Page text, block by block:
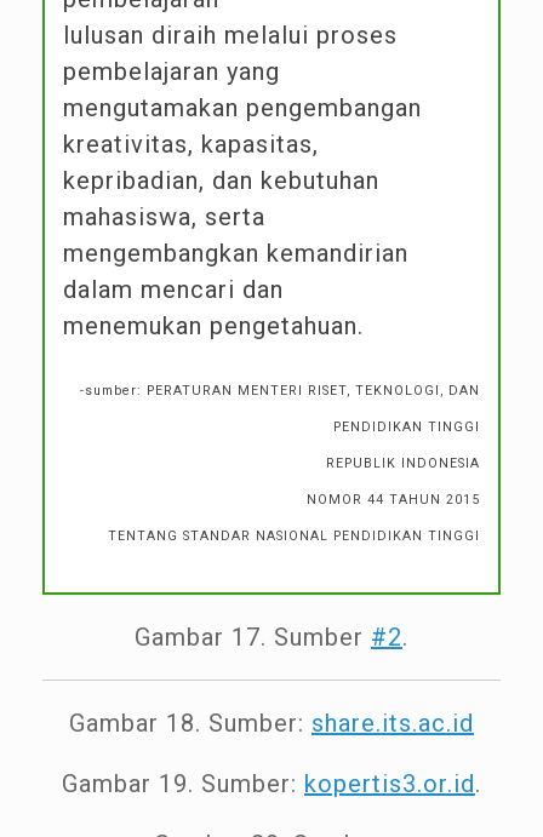
lulusan diraih melalui proses
pembelajaran yang
mengutamakan pengembangan
kreativitas, kapasitas,
kepribadian, dan kebutuhan
mahasiswa, serta
mengembangkan kemandirian
dalam mencari dan
menemukan pengetahuan.
-sumber: PERATURAN MENTERI RISET, TEKNOLOGI, DAN
PENDIDIKAN TINGGI
REPUBLIK INDONESIA
NOMOR 44 TAHUN 2015
TENTANG STANDAR NASIONAL PENDIDIKAN TINGGI
Gambar 17. Sumber #2.
Gambar 18. Sumber: share.its.ac.id
Gambar 19. Sumber: kopertis3.or.id.